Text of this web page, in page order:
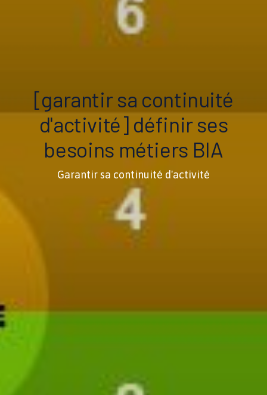
[garantir sa continuité
d'activité] définir ses
besoins métiers BIA
Garantir sa continuité d'activité